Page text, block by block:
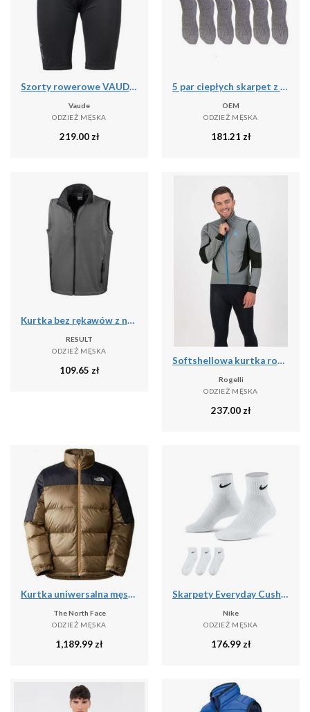
Szorty rowerowe VAUDE Matera II
Vaude
ODZIEŻ MĘSKA
219.00 zł
5 par ciepłych skarpet z wełny merino Szary
OEM
ODZIEŻ MĘSKA
181.21 zł
Kurtka bez rękawów z nadrukiem Result Softshell
RESULT
ODZIEŻ MĘSKA
109.65 zł
Softshellowa kurtka rowerowa męska Rogelli BRAVE
Rogelli
ODZIEŻ MĘSKA
237.00 zł
Kurtka uniwersalna męska The North Face Diablo Recycled
The North Face
ODZIEŻ MĘSKA
1,189.99 zł
Skarpety Everyday Cushion Ankle 3 Pary
Nike
ODZIEŻ MĘSKA
176.99 zł